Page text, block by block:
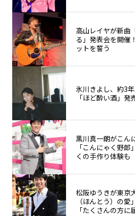
高山レイヤが新曲
る」発表会を開催
ットを誓う
氷川きよし、約3
「ほど酔い酒」発
黒川真一朗がこん
「こんにゃく野
くの手作り体験も
松阪ゆうきが東京
（ほんとう）の愛
「たくさんの方に